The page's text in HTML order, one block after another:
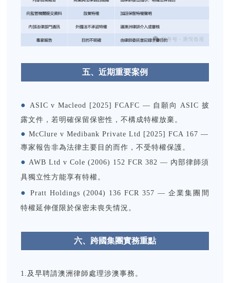
五、近期重要案例
●
ASIC v Macleod [2025] FCAFC — 自願向 ASIC 披
露文件，若明確保留保密性，不構成特權放棄。
●McClure v Medibank Private Ltd [2025] FCA 167 —
專家報告非為法律主要目的而作，不受特權保護。
● AWB Ltd v Cole (2006) 152 FCR 382 — 內部律師須
具獨立性方能享有特權。
●
Pratt Holdings (2004) 136 FCR 357 — 企業集團間
特權延伸僅限於保密未喪失情況。
六、跨國集團實務重點
1.及早聘請澳洲律師處理涉澳事務。